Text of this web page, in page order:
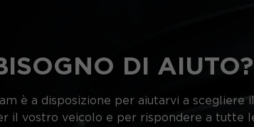
DI AIUTO?
è a disposizione per aiutarvi a scegliere
il vostro veicolo e per rispondere a tutte